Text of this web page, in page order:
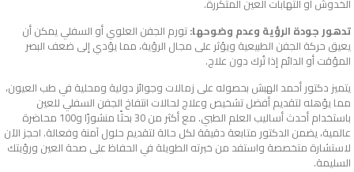
الخدوش أو التهابات العين المتكررة.
تدهور جودة الرؤية وعدم وضوحها:تورم الجفن العلوي أو السفلي يمكن أن
يعيق حركة الجفن الطبيعية ويؤثر على مجال الرؤية، مما يؤدي إلى ضعف البصر
المؤقت أو الدائم إذا تُرك دون علاج.
يتميز دكتور أحمد الهبش بحصوله على زمالات وجوائز دولية ومحلية في طب العيون،
مما يؤهله لتقديم أفضل تشخيص وعلاج لحالات انتفاخ الجفن السفلي للعين
باستخدام أحدث أساليب العلم الطبي. مع أكثر من 30 بحثًا منشورًا و100 محاضرة
عالمية، يضمن الدكتور متابعة دقيقة لكل حالة لتقديم حلول آمنة وفعالة. احجز الآن
لاستشارة متخصصة واستفد من خبرته الطويلة في الحفاظ على صحة العين ورؤيتك
السليمة.